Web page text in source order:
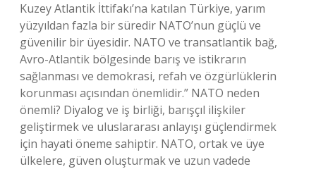
Kuzey Atlantik İttifakı’na katılan Türkiye, yarım
yüzyıldan fazla bir süredir NATO’nun güçlü ve
güvenilir bir üyesidir. NATO ve transatlantik bağ,
Avro-Atlantik bölgesinde barış ve istikrarın
sağlanması ve demokrasi, refah ve özgürlüklerin
korunması açısından önemlidir.” NATO neden
önemli? Diyalog ve iş birliği, barışçıl ilişkiler
geliştirmek ve uluslararası anlayışı güçlendirmek
için hayati öneme sahiptir. NATO, ortak ve üye
ülkelere, güven oluşturmak ve uzun vadede